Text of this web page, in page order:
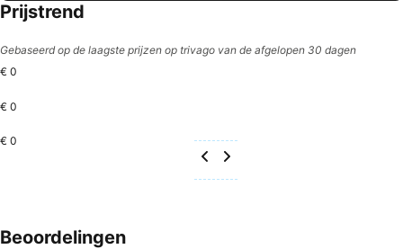
Prijstrend
Gebaseerd op de laagste prijzen op trivago van de afgelopen 30 dagen
€ 0
€ 0
€ 0
Beoordelingen